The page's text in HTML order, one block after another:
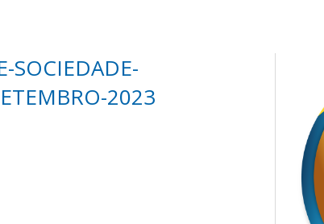
SOCIEDADE-
2023